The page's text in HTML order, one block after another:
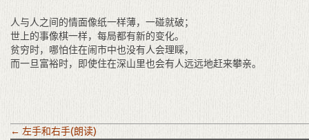
人与人之间的情面像纸一样薄，一碰就破；
世上的事像棋一样，每局都有新的变化。
贫穷时，哪怕住在闹市中也没有人会理睬，
而一旦富裕时，即使住在深山里也会有人远远地赶来攀亲。
← 左手和右手(朗读)